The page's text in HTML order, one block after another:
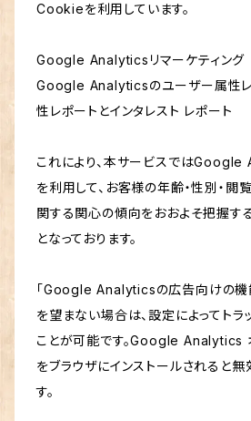
Cookieを利用しています。
Google Analyticsリマーケティング
Google Analyticsのユーザー属性レ
性レポートとインタレスト レポート
これにより、本サービスでは
を利用して、お客様の年齢・性別・閲
関する関心の傾向をおおよそ把握す
となっております。
「Google Analyticsの広告向けの機
を望まない場合は、設定によってトラ
ことが可能です。Google Analytics
をブラウザにインストールされると
す。